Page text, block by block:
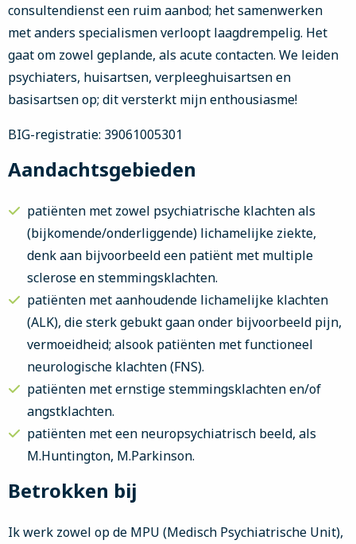
consultendienst een ruim aanbod; het samenwerken
met anders specialismen verloopt laagdrempelig. Het
gaat om zowel geplande, als acute contacten. We leiden
psychiaters, huisartsen, verpleeghuisartsen en
basisartsen op; dit versterkt mijn enthousiasme!
BIG-registratie: 39061005301
Aandachtsgebieden
patiënten met zowel psychiatrische klachten als
(bijkomende/onderliggende) lichamelijke ziekte,
denk aan bijvoorbeeld een patiënt met multiple
sclerose en stemmingsklachten.
patiënten met aanhoudende lichamelijke klachten
(ALK), die sterk gebukt gaan onder bijvoorbeeld pijn,
vermoeidheid; alsook patiënten met functioneel
neurologische klachten (FNS).
patiënten met ernstige stemmingsklachten en/of
angstklachten.
patiënten met een neuropsychiatrisch beeld, als
M.Huntington, M.Parkinson.
Betrokken bij
Ik werk zowel op de MPU (Medisch Psychiatrische Unit),